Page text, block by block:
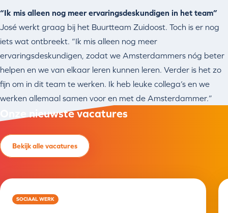
“Ik mis alleen nog meer ervaringsdeskundigen in het team”
José werkt graag bij het Buurtteam Zuidoost. Toch is er nog
iets wat ontbreekt. “Ik mis alleen nog meer
ervaringsdeskundigen, zodat we Amsterdammers nóg beter
helpen en we van elkaar leren kunnen leren. Verder is het zo
fijn om in dit team te werken. Ik heb leuke collega’s en we
werken allemaal samen voor en met de Amsterdammer.”
Onze nieuwstevacatures
Bekijk alle vacatures
SOCIAAL WERK